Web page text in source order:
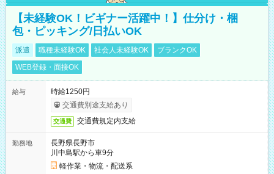
【未経験OK！ビギナー活躍中！】仕分け・梱
包・ピッキング/日払いOK
派遣 職種未経験OK 社会人未経験OK
ブランクOK
WEB登録・面接OK
給与
時給1250円
交通費別途支給あり
交通費 交通費規定内支給
勤務地
長野県長野市
川中島駅から車9分
軽作業・物流・配送系